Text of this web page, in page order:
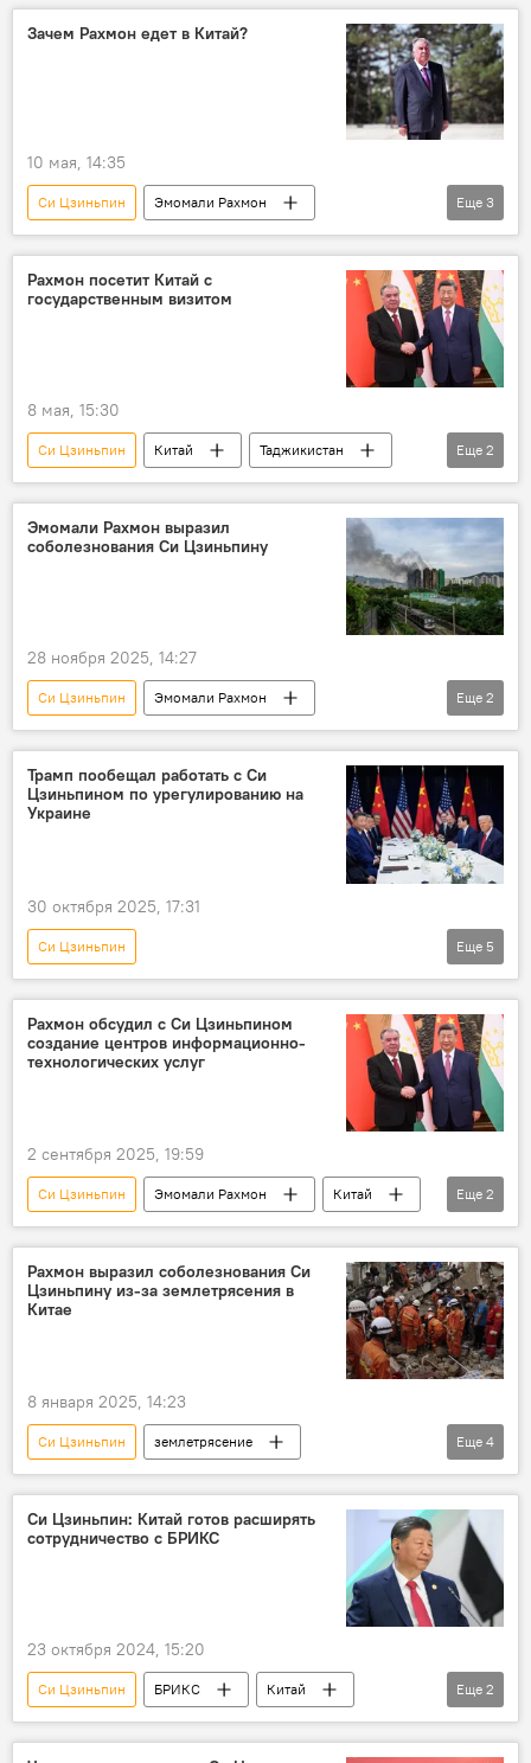
Тайвань
Дональд Трамп
Зачем Рахмон едет в Китай?
10 мая, 14:35
Си Цзиньпин
Эмомали Рахмон
Таджикистан
Китай визит
Еще 3
Рахмон посетит Китай с
государственным визитом
8 мая, 15:30
Си Цзиньпин Китай
Таджикистан
Эмомали Рахмон
визит
Еще 2
Эмомали Рахмон выразил
соболезнования Си Цзиньпину
28 ноября 2025, 14:27
Си Цзиньпин
Эмомали Рахмон
Таджикистан
Китай
Еще 2
Трамп пообещал работать с Си
Цзиньпином по урегулированию на
Украине
30 октября 2025, 17:31
Си Цзиньпин
Спецоперация России по защите Донбасса: последние новости
Дональд Трамп
США
Украина
Еще 5
Рахмон обсудил с Си Цзиньпином
создание центров информационно-
технологических услуг
2 сентября 2025, 19:59
Си Цзиньпин Эмомали Рахмон
Китай
ШОС
переговоры
Еще 2
Рахмон выразил соболезнования Си
Цзиньпину из-за землетрясения в
Китае
8 января 2025, 14:23
Си Цзиньпин
землетрясение
Таджикистан
Китай
Эмомали Рахмон
Тибет
Еще 4
Си Цзиньпин: Китай готов расширять
сотрудничество с БРИКС
23 октября 2024, 15:20
Си Цзиньпин БРИКС
Китай
Экономика
Энергетика
Еще 2